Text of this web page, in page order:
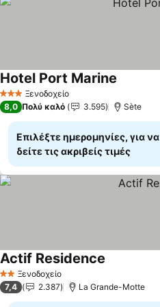
3 ΑστέριαΞενοδοχείο
Hotel Port Marine
8,0 Πολύ καλό 3.595 Sète
Επιλέξτε ημερομηνίες, για να
δείτε τις ακριβείς τιμές
2 ΑστέριαΞενοδοχείο
Actif Residence
7,4 2.387 La Grande-Motte